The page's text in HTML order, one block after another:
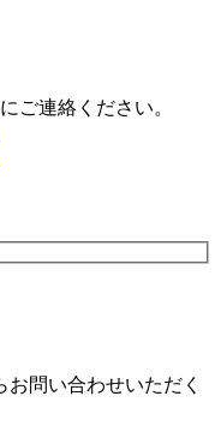
問い合わせいただく